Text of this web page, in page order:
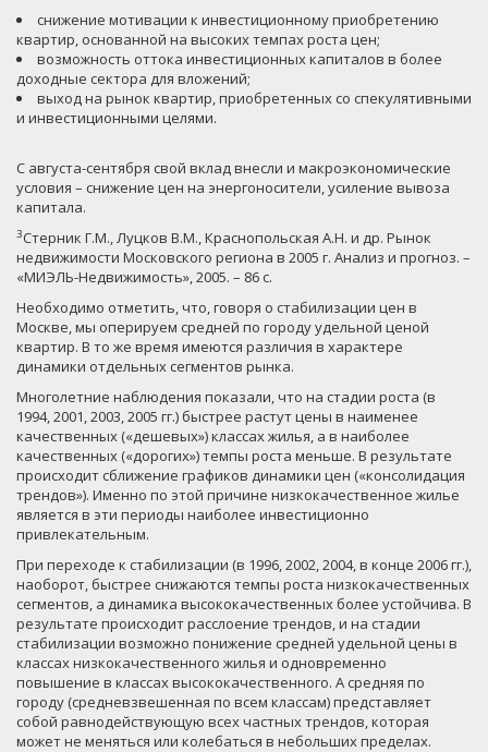
снижение мотивации к инвестиционному приобретению
квартир, основанной на высоких темпах роста цен;
возможность оттока инвестиционных капиталов в более
доходные сектора для вложений;
выход на рынок квартир, приобретенных со спекулятивными
и инвестиционными целями.
С августа-сентября свой вклад внесли и макроэкономические
условия – снижение цен на энергоносители, усиление вывоза
капитала.
3Стерник Г.М., Луцков В.М., Краснопольская А.Н. и др. Рынок
недвижимости Московского региона в 2005 г. Анализ и прогноз. –
«МИЭЛЬ-Недвижимость», 2005. – 86 с.
Необходимо отметить, что, говоря о стабилизации цен в
Москве, мы оперируем средней по городу удельной ценой
квартир. В то же время имеются различия в характере
динамики отдельных сегментов рынка.
Многолетние наблюдения показали, что на стадии роста (в
1994, 2001, 2003, 2005 гг.) быстрее растут цены в наименее
качественных («дешевых») классах жилья, а в наиболее
качественных («дорогих») темпы роста меньше. В результате
происходит сближение графиков динамики цен («консолидация
трендов»). Именно по этой причине низкокачественное жилье
является в эти периоды наиболее инвестиционно
привлекательным.
При переходе к стабилизации (в 1996, 2002, 2004, в конце 2006 гг.),
наоборот, быстрее снижаются темпы роста низкокачественных
сегментов, а динамика высококачественных более устойчива. В
результате происходит расслоение трендов, и на стадии
стабилизации возможно понижение средней удельной цены в
классах низкокачественного жилья и одновременно
повышение в классах высококачественного. А средняя по
городу (средневзвешенная по всем классам) представляет
собой равнодействующую всех частных трендов, которая
может не меняться или колебаться в небольших пределах.